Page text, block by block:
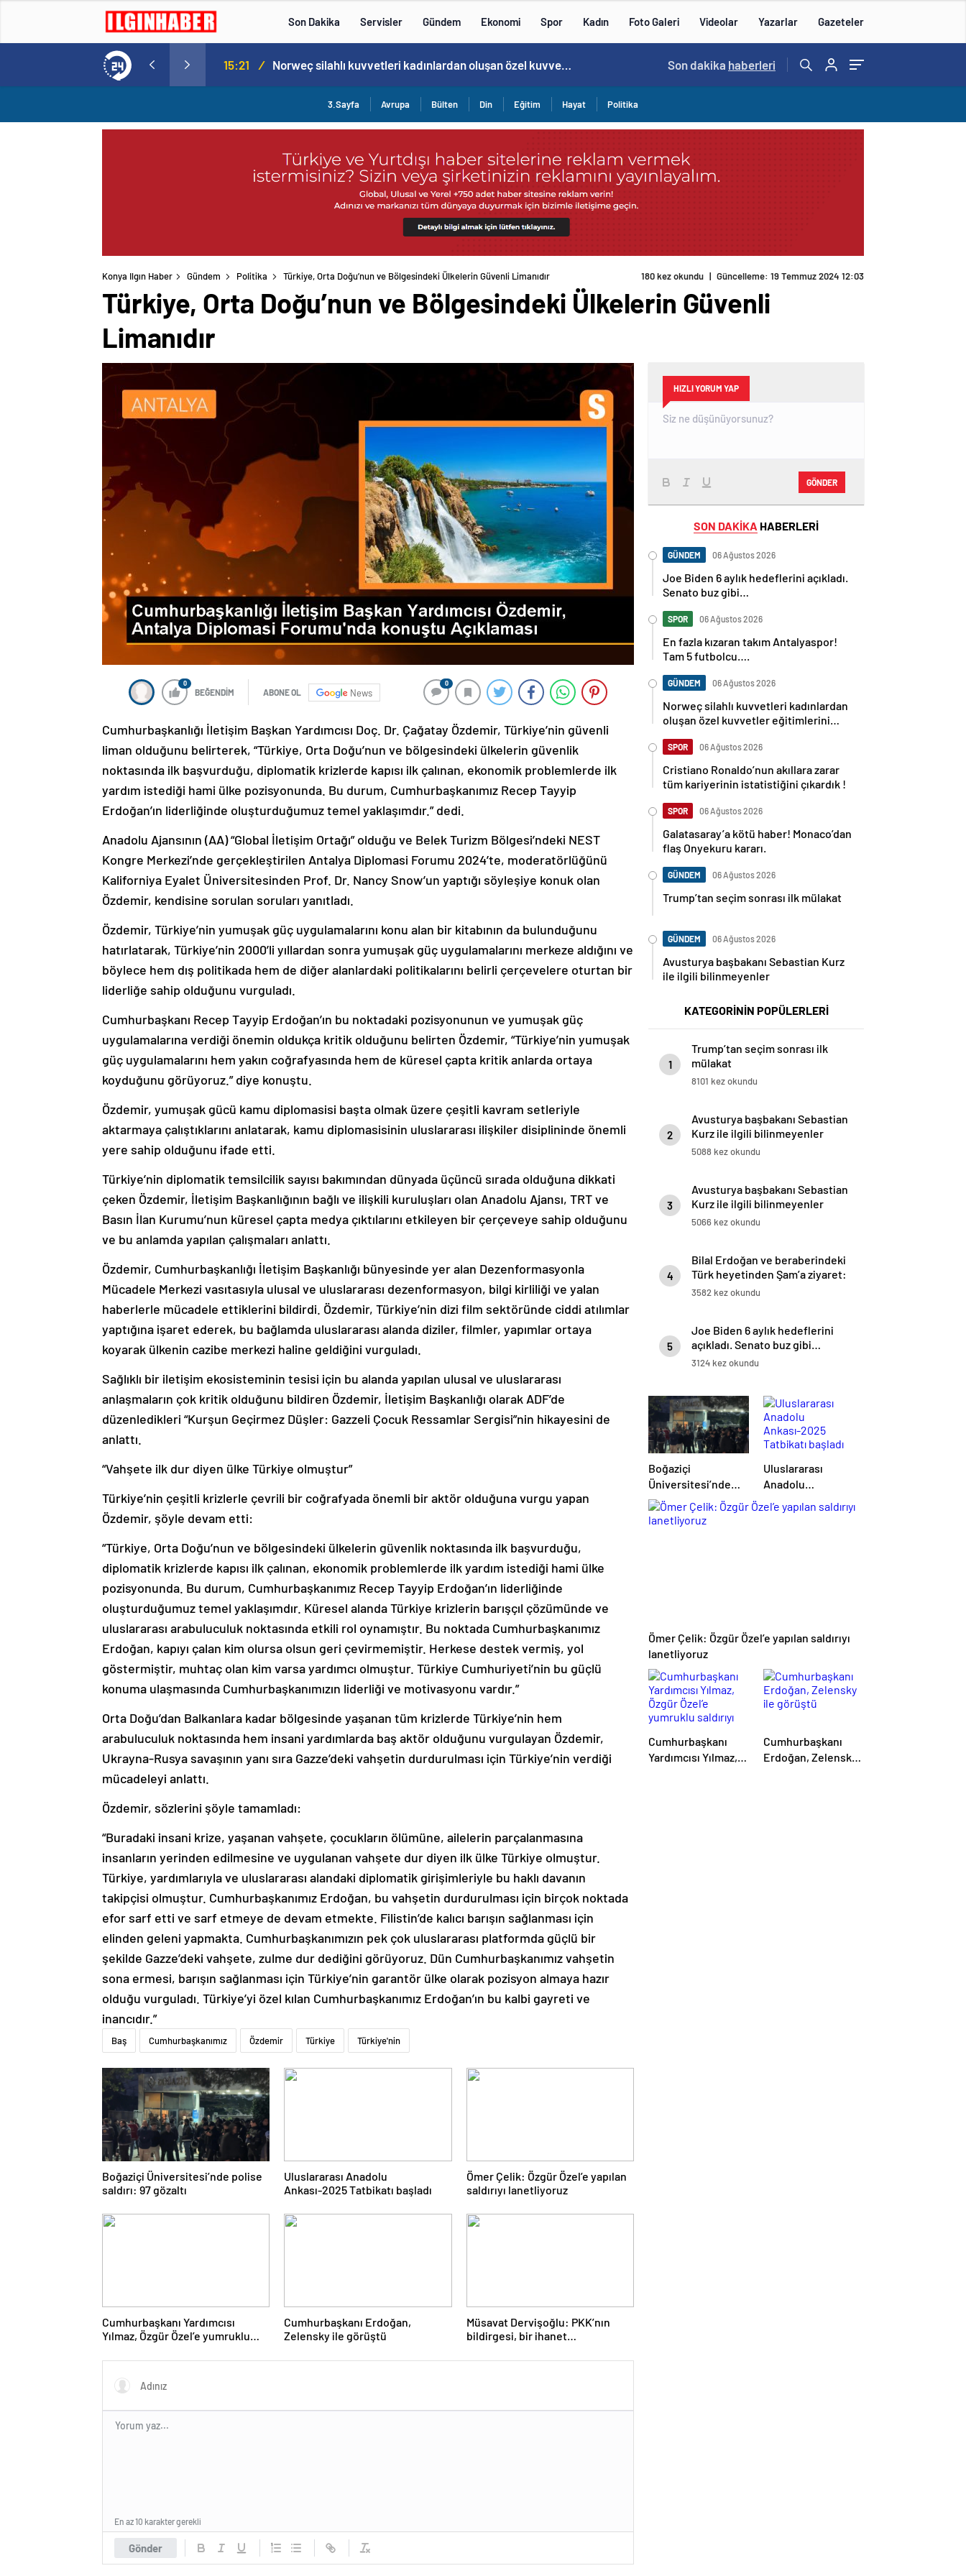
Son Dakika Servisler Gündem Ekonomi Spor Kadın Foto Galeri Videolar Yazarlar Gazeteler
Tam 5 futbolcu…. 15:21 / Norweç silahlı kuvvetleri kadınlardan oluşan özel kuvvetler eğitimlerini başlattı. 15:20 /
Son dakika haberleri
3.Sayfa Avrupa Bülten Din Eğitim Hayat Politika
Konya Ilgın Haber Gündem Politika Türkiye, Orta Doğu’nun ve Bölgesindeki Ülkelerin Güvenli Limanıdır 180 kez okundu | Güncelleme: 19 Temmuz 2024 12:03
Türkiye, Orta Doğu’nun ve Bölgesindeki Ülkelerin Güvenli
Limanıdır
0
BEĞENDİM ABONE OL News
0
Cumhurbaşkanlığı İletişim Başkan Yardımcısı Doç. Dr. Çağatay Özdemir, Türkiye’nin güvenli
liman olduğunu belirterek, “Türkiye, Orta Doğu’nun ve bölgesindeki ülkelerin güvenlik
noktasında ilk başvurduğu, diplomatik krizlerde kapısı ilk çalınan, ekonomik problemlerde ilk
yardım istediği hami ülke pozisyonunda. Bu durum, Cumhurbaşkanımız Recep Tayyip
Erdoğan’ın liderliğinde oluşturduğumuz temel yaklaşımdır.” dedi.
Anadolu Ajansının (AA) “Global İletişim Ortağı” olduğu ve Belek Turizm Bölgesi’ndeki NEST
Kongre Merkezi’nde gerçekleştirilen Antalya Diplomasi Forumu 2024’te, moderatörlüğünü
Kaliforniya Eyalet Üniversitesinden Prof. Dr. Nancy Snow’un yaptığı söyleşiye konuk olan
Özdemir, kendisine sorulan soruları yanıtladı.
Özdemir, Türkiye’nin yumuşak güç uygulamalarını konu alan bir kitabının da bulunduğunu
hatırlatarak, Türkiye’nin 2000’li yıllardan sonra yumuşak güç uygulamalarını merkeze aldığını ve
böylece hem dış politikada hem de diğer alanlardaki politikalarını belirli çerçevelere oturtan bir
liderliğe sahip olduğunu vurguladı.
Cumhurbaşkanı Recep Tayyip Erdoğan’ın bu noktadaki pozisyonunun ve yumuşak güç
uygulamalarına verdiği önemin oldukça kritik olduğunu belirten Özdemir, “Türkiye’nin yumuşak
güç uygulamalarını hem yakın coğrafyasında hem de küresel çapta kritik anlarda ortaya
koyduğunu görüyoruz.” diye konuştu.
Özdemir, yumuşak gücü kamu diplomasisi başta olmak üzere çeşitli kavram setleriyle
aktarmaya çalıştıklarını anlatarak, kamu diplomasisinin uluslararası ilişkiler disiplininde önemli
yere sahip olduğunu ifade etti.
Türkiye’nin diplomatik temsilcilik sayısı bakımından dünyada üçüncü sırada olduğuna dikkati
çeken Özdemir, İletişim Başkanlığının bağlı ve ilişkili kuruluşları olan Anadolu Ajansı, TRT ve
Basın İlan Kurumu’nun küresel çapta medya çıktılarını etkileyen bir çerçeveye sahip olduğunu
ve bu anlamda yapılan çalışmaları anlattı.
Özdemir, Cumhurbaşkanlığı İletişim Başkanlığı bünyesinde yer alan Dezenformasyonla
Mücadele Merkezi vasıtasıyla ulusal ve uluslararası dezenformasyon, bilgi kirliliği ve yalan
haberlerle mücadele ettiklerini bildirdi. Özdemir, Türkiye’nin dizi film sektöründe ciddi atılımlar
yaptığına işaret ederek, bu bağlamda uluslararası alanda diziler, filmler, yapımlar ortaya
koyarak ülkenin cazibe merkezi haline geldiğini vurguladı.
Sağlıklı bir iletişim ekosisteminin tesisi için bu alanda yapılan ulusal ve uluslararası
anlaşmaların çok kritik olduğunu bildiren Özdemir, İletişim Başkanlığı olarak ADF’de
düzenledikleri “Kurşun Geçirmez Düşler: Gazzeli Çocuk Ressamlar Sergisi”nin hikayesini de
anlattı.
“Vahşete ilk dur diyen ülke Türkiye olmuştur”
Türkiye’nin çeşitli krizlerle çevrili bir coğrafyada önemli bir aktör olduğuna vurgu yapan
Özdemir, şöyle devam etti:
“Türkiye, Orta Doğu’nun ve bölgesindeki ülkelerin güvenlik noktasında ilk başvurduğu,
diplomatik krizlerde kapısı ilk çalınan, ekonomik problemlerde ilk yardım istediği hami ülke
pozisyonunda. Bu durum, Cumhurbaşkanımız Recep Tayyip Erdoğan’ın liderliğinde
oluşturduğumuz temel yaklaşımdır. Küresel alanda Türkiye krizlerin barışçıl çözümünde ve
uluslararası arabuluculuk noktasında etkili rol oynamıştır. Bu noktada Cumhurbaşkanımız
Erdoğan, kapıyı çalan kim olursa olsun geri çevirmemiştir. Herkese destek vermiş, yol
göstermiştir, muhtaç olan kim varsa yardımcı olmuştur. Türkiye Cumhuriyeti’nin bu güçlü
konuma ulaşmasında Cumhurbaşkanımızın liderliği ve motivasyonu vardır.”
Orta Doğu’dan Balkanlara kadar bölgesinde yaşanan tüm krizlerde Türkiye’nin hem
arabuluculuk noktasında hem insani yardımlarda baş aktör olduğunu vurgulayan Özdemir,
Ukrayna-Rusya savaşının yanı sıra Gazze’deki vahşetin durdurulması için Türkiye’nin verdiği
mücadeleyi anlattı.
Özdemir, sözlerini şöyle tamamladı:
“Buradaki insani krize, yaşanan vahşete, çocukların ölümüne, ailelerin parçalanmasına
insanların yerinden edilmesine ve uygulanan vahşete dur diyen ilk ülke Türkiye olmuştur.
Türkiye, yardımlarıyla ve uluslararası alandaki diplomatik girişimleriyle bu haklı davanın
takipçisi olmuştur. Cumhurbaşkanımız Erdoğan, bu vahşetin durdurulması için birçok noktada
efor sarf etti ve sarf etmeye de devam etmekte. Filistin’de kalıcı barışın sağlanması için
elinden geleni yapmakta. Cumhurbaşkanımızın pek çok uluslararası platformda güçlü bir
şekilde Gazze’deki vahşete, zulme dur dediğini görüyoruz. Dün Cumhurbaşkanımız vahşetin
sona ermesi, barışın sağlanması için Türkiye’nin garantör ülke olarak pozisyon almaya hazır
olduğu vurguladı. Türkiye’yi özel kılan Cumhurbaşkanımız Erdoğan’ın bu kalbi gayreti ve
inancıdır.”
Baş Cumhurbaşkanımız Özdemir Türkiye Türkiye'nin
Boğaziçi Üniversitesi’nde polise
saldırı: 97 gözaltı
Uluslararası Anadolu
Ankası-2025 Tatbikatı başladı
Ömer Çelik: Özgür Özel’e yapılan
saldırıyı lanetliyoruz
Cumhurbaşkanı Yardımcısı
Yılmaz, Özgür Özel’e yumruklu
Cumhurbaşkanı Erdoğan,
Zelensky ile görüştü
Müsavat Dervişoğlu: PKK’nın
bildirgesi, bir ihanet
Gönder
En az 10 karakter gerekli
HIZLI YORUM YAP
GÖNDER
SON DAKİKA HABERLERİ
GÜNDEM 06 Ağustos 2026
Joe Biden 6 aylık hedeflerini açıkladı.
Senato buz gibi…
SPOR 06 Ağustos 2026
En fazla kızaran takım Antalyaspor!
Tam 5 futbolcu….
GÜNDEM 06 Ağustos 2026
Norweç silahlı kuvvetleri kadınlardan
oluşan özel kuvvetler eğitimlerini
SPOR 06 Ağustos 2026
Cristiano Ronaldo’nun akıllara zarar
tüm kariyerinin istatistiğini çıkardık !
SPOR 06 Ağustos 2026
Galatasaray’a kötü haber! Monaco’dan
flaş Onyekuru kararı.
GÜNDEM 06 Ağustos 2026
Trump’tan seçim sonrası ilk mülakat
GÜNDEM 06 Ağustos 2026
Avusturya başbakanı Sebastian Kurz
ile ilgili bilinmeyenler
KATEGORİNİN POPÜLERLERİ
1
Trump’tan seçim sonrası ilk
mülakat
8101 kez okundu
2
Avusturya başbakanı Sebastian
Kurz ile ilgili bilinmeyenler
5088 kez okundu
3
Avusturya başbakanı Sebastian
Kurz ile ilgili bilinmeyenler
5066 kez okundu
4
Bilal Erdoğan ve beraberindeki
Türk heyetinden Şam’a ziyaret:
Emevi Camii’nde namaz kıldılar
3582 kez okundu
5
Joe Biden 6 aylık hedeflerini
açıkladı. Senato buz gibi…
3124 kez okundu
Boğaziçi
Üniversitesi’nde
polise saldırı: 97
gözaltı
Uluslararası
Anadolu
Ankası-2025
Tatbikatı başladı
Ömer Çelik: Özgür Özel’e yapılan saldırıyı
lanetliyoruz
Cumhurbaşkanı
Yardımcısı Yılmaz,
Cumhurbaşkanı
Erdoğan, Zelensky